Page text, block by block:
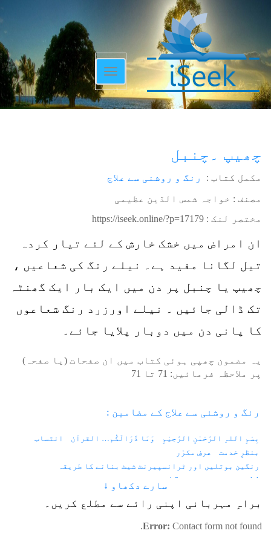
Toggle
navigation
چھیپ ۔چنبل
مکمل کتاب : رنگ و روشنی سے علاج
مصنف : خواجہ شمس الدّین عظیمی
مختصر لنک : https://iseek.online/?p=17179
ان امراض میں خشک خارش کے لئے تیار کردہ
تیل لگانا مفید ہے۔ نیلے رنگ کی شعاعیں ،
چھیپ یا چنبل پر دن میں ایک بار ایک گھنٹہ
تک ڈالی جائیں ۔ نیلے اورزرد رنگ شعاعوں
کا پانی دن میں دوبار پلایا جائے۔
یہ مضمون چھپی ہوئی کتاب میں ان صفحات (یا صفحہ)
پر ملاحظہ فرمائیں: 71 تا 71
رنگ و روشنی سے علاج کے مضامین :
بِسْمِ اللہِ الرَّحْمٰنِ الرَّحِیْمِ وَمَا ذَرَالَکُم… القرآن
انتساب
بنظرِ خدمت
عرضِ مکرّر
رنگین بوتلیں اور ٹرانسپیرنٹ شیٹ بنانے کا طریقہ
1.1 - زندگی اور رنگ
1.2 - فوٹان اور الیکٹران
1.4 - دوپیروں اور چار پیروں سے چلنے والے جانور
1.6 - آسمانی رنگ کیا ہے؟
سارے دکھاو ↓
براہِ مہربانی اپنی رائے سے مطلع کریں۔
Error: Contact form not found.